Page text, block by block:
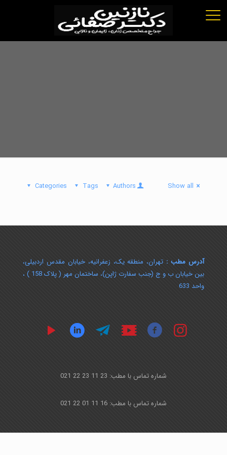
Categories Tags Authors Show all
آدرس مطب : تهران، منطقه یک، زعفرانیه، خیابان مقدس اردبیلی،
بین خیابان ب و ج (جنب سفارت ژاپن)، ساختمان مهر ( پلاک 158 ) ،
واحد 633
شماره تماس با مطب: 23 11 23 22 021
شماره تماس با مطب: 16 11 01 22 021